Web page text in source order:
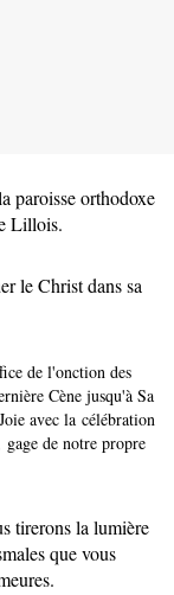
paroisse orthodoxe
Lillois.
le Christ dans sa
de l'onction des
Cène jusqu'à Sa
avec la célébration
de notre propre
tirerons la lumière
que vous